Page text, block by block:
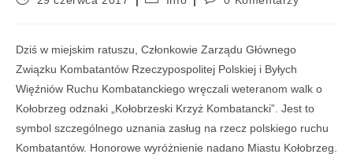
Dziś w miejskim ratuszu, Członkowie Zarządu Głównego
Związku Kombatantów Rzeczypospolitej Polskiej i Byłych
Więźniów Ruchu Kombatanckiego wręczali weteranom walk o
Kołobrzeg odznaki „Kołobrzeski Krzyż Kombatancki”. Jest to
symbol szczególnego uznania zasług na rzecz polskiego ruchu
Kombatantów. Honorowe wyróżnienie nadano Miastu Kołobrzeg.